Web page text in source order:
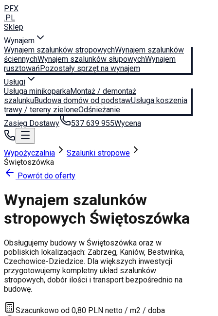
PFX
.PL
Sklep
Wynajem
Wynajem szalunków stropowychWynajem szalunków
ściennychWynajem szalunków słupowychWynajem
rusztowańPozostały sprzęt na wynajem
Usługi
Usługa minikoparkaMontaż / demontaż
szalunkuBudowa domów od podstawUsługa koszenia
trawy / tereny zieloneOdśnieżanie
Zasięg Dostawy
537 639 955Wycena
Wypożyczalnia
Szalunki stropowe
Świętoszówka
Powrót do oferty
Wynajem szalunków
stropowych Świętoszówka
Obsługujemy budowy w Świętoszówka oraz w
pobliskich lokalizacjach: Zabrzeg, Kaniów, Bestwinka,
Czechowice-Dziedzice. Dla większych inwestycji
przygotowujemy kompletny układ szalunków
stropowych, dobór ilości i transport bezpośrednio na
budowę.
Szacunkowo od 0,80 PLN netto / m2 / doba